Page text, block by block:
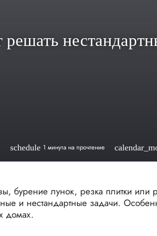
schedule 1 минута на прочтение
бурение лунок, резка плитки
и нестандартные задачи.
домах.